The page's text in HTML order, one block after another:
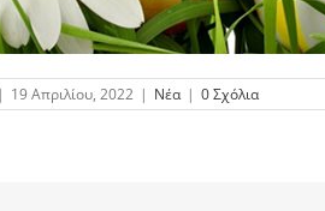
| 19 Απριλίου, 2022 | Νέα | 0 Σχόλια